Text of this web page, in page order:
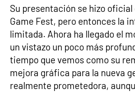
Su presentación se hizo
Game Fest, pero entonces la
limitada. Ahora ha llegado el
un vistazo un poco más
tiempo que vemos como su
mejora gráfica para la nueva
realmente prometedora,